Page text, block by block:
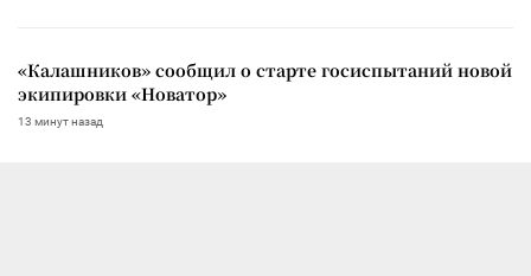
«Калашников» сообщил о старте госиспытаний новой
экипировки «Новатор»
13 минут назад